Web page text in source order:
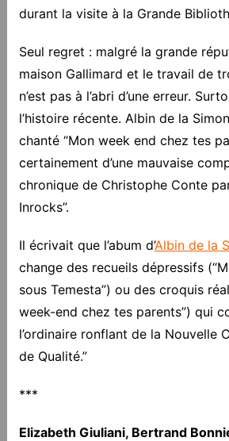
durant la visite à la Grande
Seul regret : malgré la grande
maison Gallimard et le travail de
n’est pas à l’abri d’une erreur.
l’histoire récente. Albin de la
chanté “Mon week end chez tes
certainement d’une mauvaise
chronique de Christophe Conte
Inrocks”.
Il écrivait que l’abum d’Albin de la
change des recueils dépressifs
sous Temesta”) ou des croquis
week-end chez tes parents”) qui
l’ordinaire ronflant de la Nouvelle
de Qualité.”
***
Elizabeth Giuliani, Bertrand